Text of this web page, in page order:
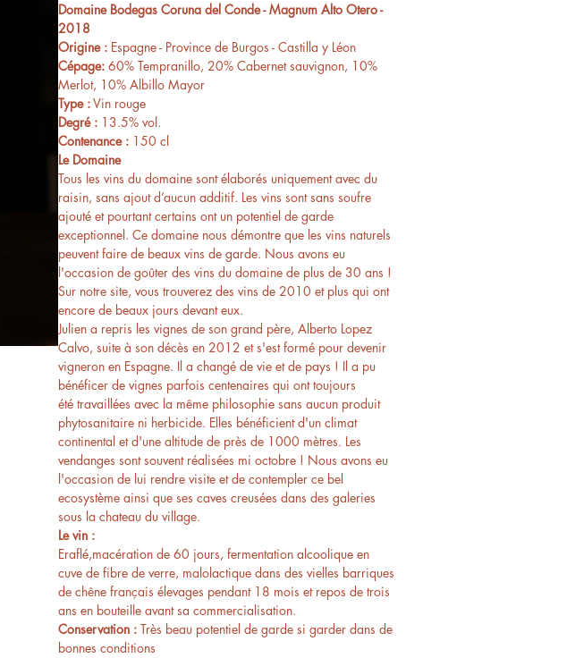
Domaine Bodegas Coruna del Conde - Magnum Alto Otero -
2018
Origine : Espagne - Province de Burgos - Castilla y Léon
Cépage: 60% Tempranillo, 20% Cabernet sauvignon, 10%
Merlot, 10% Albillo Mayor
Type :Vin rouge
Degré : 13.5% vol.
Contenance : 150 cl
Le Domaine
Tous les vins du domaine sont élaborés uniquement avec du
raisin, sans ajout d’aucun additif. Les vins sont sans soufre
ajouté et pourtant certains ont un potentiel de garde
exceptionnel. Ce domaine nous démontre que les vins naturels
peuvent faire de beaux vins de garde. Nous avons eu
l'occasion de goûter des vins du domaine de plus de 30 ans !
Sur notre site, vous trouverez des vins de 2010 et plus qui ont
encore de beaux jours devant eux.
Julien a repris les vignes de son grand père, Alberto Lopez
Calvo, suite à son décès en 2012 et s'est formé pour devenir
vigneron en Espagne. Il a changé de vie et de pays ! Il a pu
bénéficer de vignes parfois centenaires qui ont toujours
été travaillées avec la même philosophie sans aucun produit
phytosanitaire ni herbicide. Elles bénéficient d'un climat
continental et d'une altitude de près de 1000 mètres. Les
vendanges sont souvent réalisées mi octobre ! Nous avons eu
l'occasion de lui rendre visite et de contempler ce bel
ecosystème ainsi que ses caves creusées dans des galeries
sous la chateau du village.
Le vin :
Eraflé,macération de 60 jours, fermentation alcoolique en
cuve de fibre de verre, malolactique dans des vielles barriques
de chêne français élevages pendant 18 mois et repos de trois
ans en bouteille avant sa commercialisation.
Conservation : Très beau potentiel de garde si garder dans de
bonnes conditions